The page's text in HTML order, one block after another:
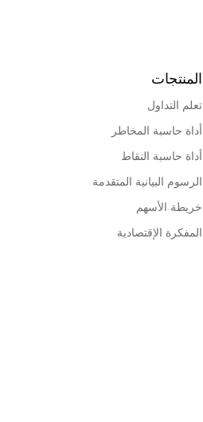
المنتجات
تعلم التداول
أداة حاسبة المخاطر
أداة حاسبة النقاط
الرسوم البيانية المتقدمة
خريطة الأسهم
المفكرة الإقتصادية